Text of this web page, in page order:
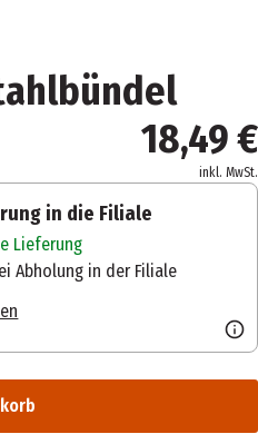
18,49 €
inkl. MwSt.
in die Filiale
Lieferung
Abholung in der Filiale